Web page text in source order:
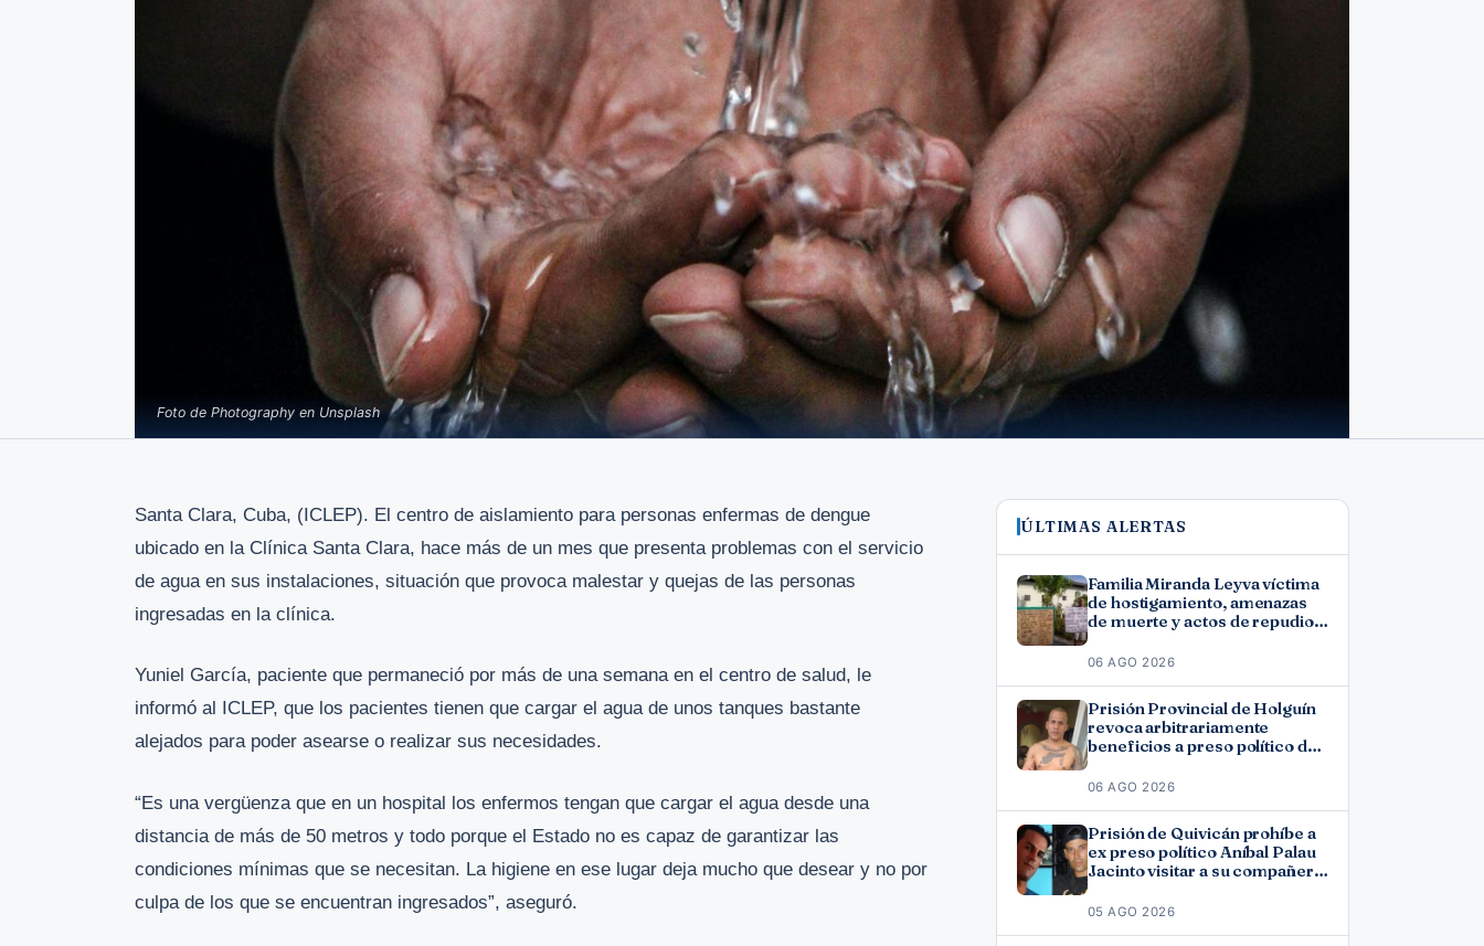
Foto de Photography en Unsplash
Santa Clara, Cuba, (ICLEP). El centro de aislamiento para personas enfermas de dengue
ubicado en la Clínica Santa Clara, hace más de un mes que presenta problemas con el servicio
de agua en sus instalaciones, situación que provoca malestar y quejas de las personas
ingresadas en la clínica.
Yuniel García, paciente que permaneció por más de una semana en el centro de salud, le
informó al ICLEP, que los pacientes tienen que cargar el agua de unos tanques bastante
alejados para poder asearse o realizar sus necesidades.
“Es una vergüenza que en un hospital los enfermos tengan que cargar el agua desde una
distancia de más de 50 metros y todo porque el Estado no es capaz de garantizar las
condiciones mínimas que se necesitan. La higiene en ese lugar deja mucho que desear y no por
culpa de los que se encuentran ingresados”, aseguró.
ÚLTIMAS ALERTAS
Familia Miranda Leyva víctima
de hostigamiento, amenazas
de muerte y actos de repudio
06 AGO 2026
Prisión Provincial de Holguín
revoca arbitrariamente
beneficios a preso político del
06 AGO 2026
Prisión de Quivicán prohíbe a
ex preso político Aníbal Palau
Jacinto visitar a su compañero
Fonseca
05 AGO 2026